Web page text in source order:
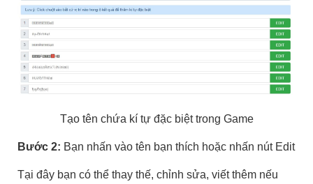
Tạo tên chứa kí tự đặc biệt trong Game
Bước 2: Bạn nhấn vào tên bạn thích hoặc nhấn nút Edit
Tại đây bạn có thể thay thế, chỉnh sửa, viết thêm nếu